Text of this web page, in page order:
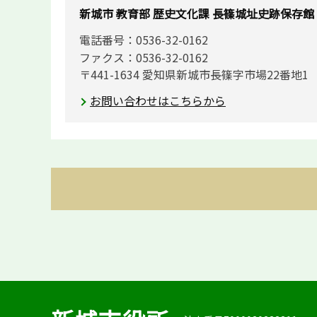
新城市 教育部 歴史文化課 長篠城址史跡保存館
電話番号：0536-32-0162
ファクス：0536-32-0162
〒441-1634 愛知県新城市長篠字市場22番地1
お問い合わせはこちらから